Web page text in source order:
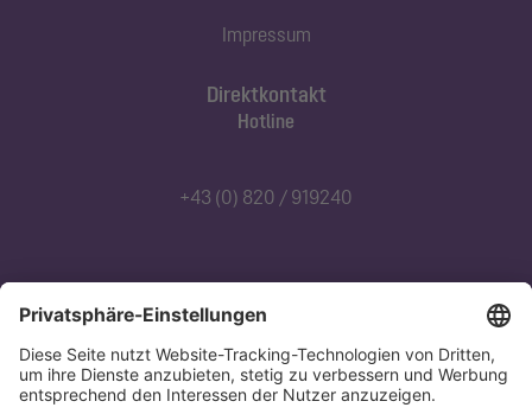
Direktkontakt
Hotline
+43 (0) 820 / 919240
Abonnieren Sie unseren Newsletter
Jetzt anmelden
Impressum